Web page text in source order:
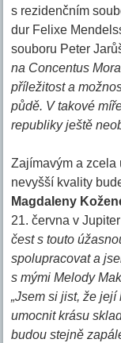
s rezidenčním
dur Felixe
souboru Peter
na Concentus
příležitost a
půdě. V takové
republiky ještě
Zajímavým a zcela
nevyšší kvality
Magdaleny
21. června v
čest s touto
spolupracovat a
s mými Melody
„Jsem si jist, že
umocnit krásu
budou stejně